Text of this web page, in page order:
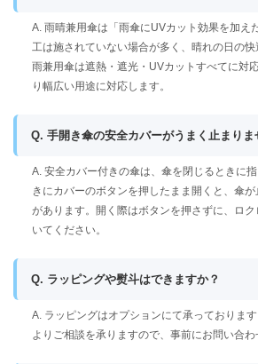
A. 雨晴兼用傘は「雨傘にUVカット効果を加え
工は施されていない場合が多く、晴れの日の
雨兼用傘は遮熱・遮光・UVカットすべてに対
り幅広い用途に対応します。
Q. 手開き傘の安全カバーがうまく止まりま
A. 安全カバー付きの傘は、傘を閉じるときに
きにカバーのボタンを押したまま開くと、傘
があります。開く際はボタンを押さずに、ロ
いてください。
Q. ラッピングや熨斗はできますか？
A. ラッピングはオプションにて承っておりま
よりご相談を承りますので、事前にお問い合わ